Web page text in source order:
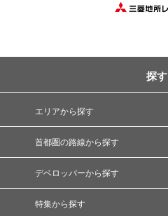
探す
エリアから探す
首都圏の路線から探す
デベロッパーから探す
特集から探す